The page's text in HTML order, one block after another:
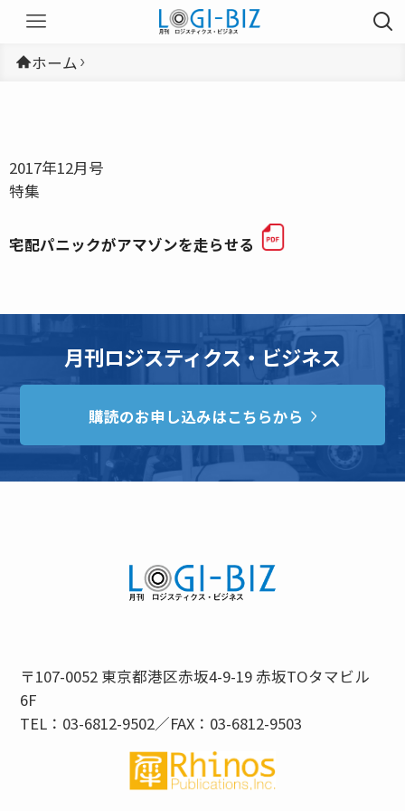
ホーム
2017年12月号
特集
宅配パニックがアマゾンを走らせる
月刊ロジスティクス・ビジネス
購読のお申し込みはこちらから
〒107-0052 東京都港区赤坂4-9-19 赤坂TOタマビル
6F
TEL：03-6812-9502／FAX：03-6812-9503